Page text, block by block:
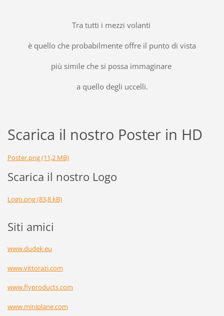
Tra tutti i mezzi volanti
è quello che probabilmente offre il punto di vista
più simile che si possa immaginare
a quello degli uccelli.
Scarica il nostro Poster in HD
Poster.png (11,2 MB)
Scarica il nostro Logo
Logo.png (83,8 kB)
Siti amici
www.dudek.eu
www.vittorazi.com
www.flyproducts.com
www.miniplane.com